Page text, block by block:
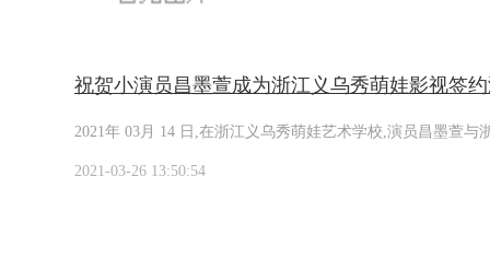
祝贺小演员昌墨萱成为浙江义乌秀萌娃影视签
2021年 03月 14 日,在浙江义乌秀萌娃艺术学校,演员昌墨萱
2021-03-26 13:50:54